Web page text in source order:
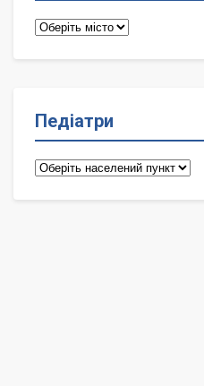
Терапевти
Педіатри
Педіатри